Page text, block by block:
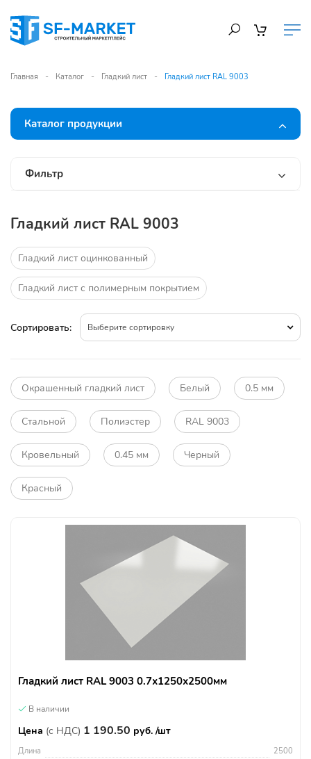
Главная Каталог Гладкий лист Гладкий лист RAL 9003
Каталог продукции
Фильтр
Гладкий лист RAL 9003
Гладкий лист оцинкованный
Гладкий лист с полимерным покрытием
Сортировать: Выберите сортировку
Окрашенный гладкий лист Белый 0.5 мм
Стальной Полиэстер RAL 9003
Кровельный 0.45 мм Черный
Красный
Гладкий лист RAL 9003 0.7х1250х2500мм
В наличии
Цена (с НДС) 1 190.50 руб. /шт
Длина
2500